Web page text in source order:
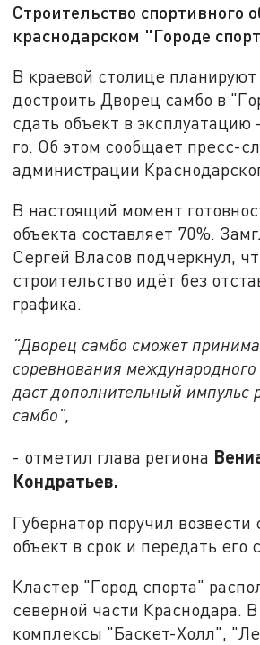
Строительство спортивного
краснодарском "Городе
В краевой столице
достроить Дворец самбо в
сдать объект в эксплуатацию
го. Об этом сообщает пресс-
администрации
В настоящий момент
объекта составляет 70%.
Сергей Власов подчеркнул,
строительство идёт без
графика.
"Дворец самбо сможет
соревнования международного
даст дополнительный импульс
самбо",
- отметил глава региона
Кондратьев.
Губернатор поручил возвести
объект в срок и передать его
Кластер "Город спорта"
северной части Краснодара.
комплексы "Баскет-Холл",